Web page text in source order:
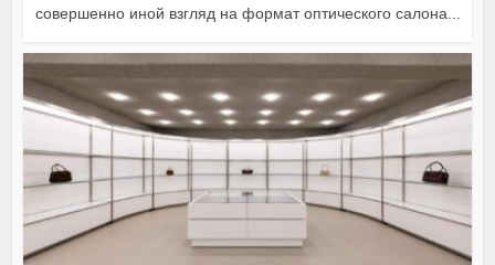
совершенно иной взгляд на формат оптического салона...